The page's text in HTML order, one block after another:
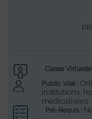
Classe
Public Visé :
institutions,
médicalisées.
Pré-Requis :